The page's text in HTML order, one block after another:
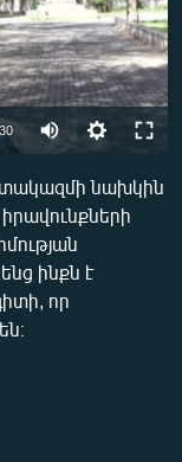
480p
360p
480p
720p
նախկին
ինքն է
որ